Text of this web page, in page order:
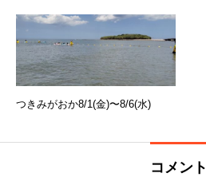
つきみがおか8/1(金)〜8/6(水)
コメント